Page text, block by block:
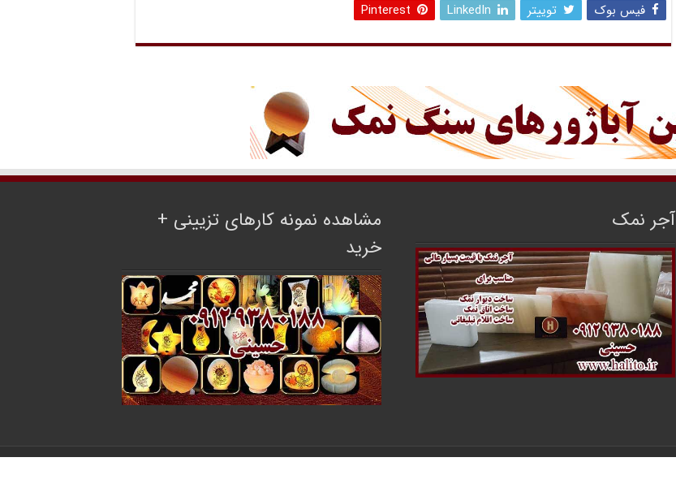
فیس بوک توییتر LinkedIn
Pinterest
آجر نمک
مشاهده نمونه کارهای تزیینی +
خرید